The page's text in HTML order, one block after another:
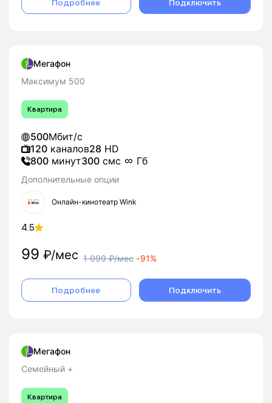
Подробнее Подключить
Мегафон
Максимум 500
Квартира
500Мбит/с
120 каналов28 HD
800 минут300 смс Гб
Дополнительные опции
Онлайн-кинотеатр Wink
4.5
99 ₽/мес 1 099₽/мес -91%
Подробнее Подключить
Мегафон
Семейный +
Квартира